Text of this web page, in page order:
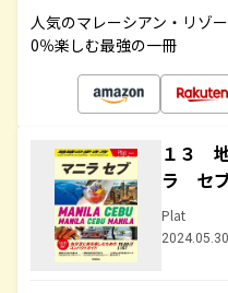
人気のマレーシアン・リゾ
0％楽しむ最強の一冊
１３
ラ セ
Plat